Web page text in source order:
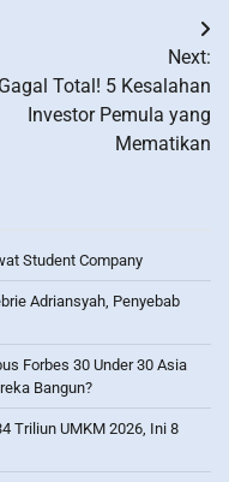
Next:
Gagal Total! 5 Kesalahan
Investor Pemula yang
Mematikan
Student Company
Adriansyah, Penyebab
Forbes 30 Under 30 Asia
Bangun?
Triliun UMKM 2026, Ini 8